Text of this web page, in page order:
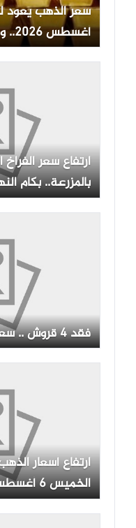
أغسطس 2026.. وعيار 24 يخسر 12 جنيها
ارتفاع سعر
بالمزرعة.. بكام
فقد 4 قروش .. سعر الدولار في البنوك الآن
ارتفاع أسعار
جنيه